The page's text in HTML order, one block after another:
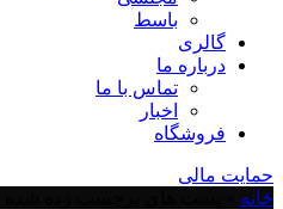
باسط
گالری
درباره ما
تماس با ما
اخبار
فروشگاه
حمایت مالی
خانه